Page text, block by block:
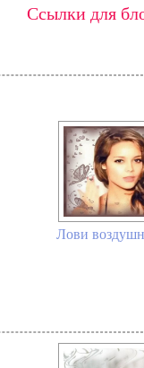
Ссылки для
Лови